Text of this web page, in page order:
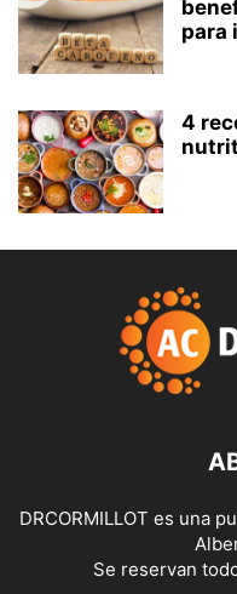
para
4
DRCORMILLOT es una
Se reservan